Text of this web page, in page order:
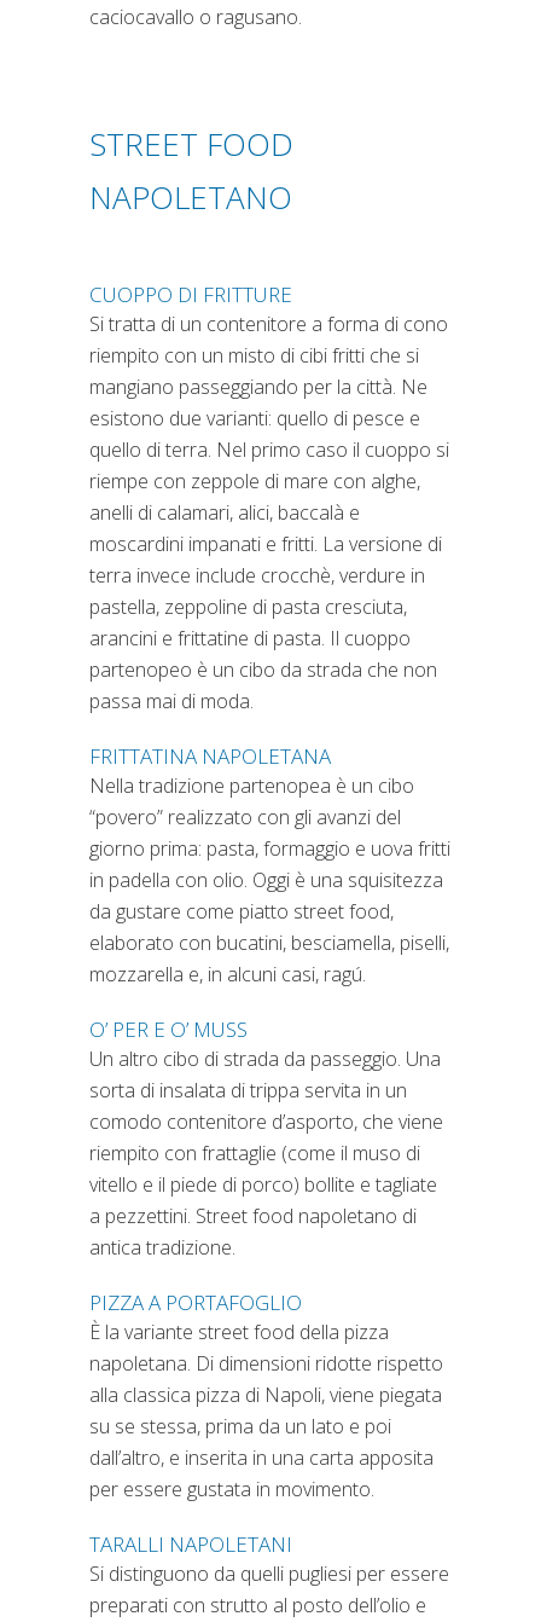
caciocavallo o ragusano.
STREET FOOD
NAPOLETANO
CUOPPO DI FRITTURE
Si tratta di un contenitore a forma di cono
riempito con un misto di cibi fritti che si
mangiano passeggiando per la città. Ne
esistono due varianti: quello di pesce e
quello di terra. Nel primo caso il cuoppo si
riempe con zeppole di mare con alghe,
anelli di calamari, alici, baccalà e
moscardini impanati e fritti. La versione di
terra invece include crocchè, verdure in
pastella, zeppoline di pasta cresciuta,
arancini e frittatine di pasta. Il cuoppo
partenopeo è un cibo da strada che non
passa mai di moda.
FRITTATINA NAPOLETANA
Nella tradizione partenopea è un cibo
“povero” realizzato con gli avanzi del
giorno prima: pasta, formaggio e uova fritti
in padella con olio. Oggi è una squisitezza
da gustare come piatto street food,
elaborato con bucatini, besciamella, piselli,
mozzarella e, in alcuni casi, ragú.
O’ PER E O’ MUSS
Un altro cibo di strada da passeggio. Una
sorta di insalata di trippa servita in un
comodo contenitore d’asporto, che viene
riempito con frattaglie (come il muso di
vitello e il piede di porco) bollite e tagliate
a pezzettini. Street food napoletano di
antica tradizione.
PIZZA A PORTAFOGLIO
È la variante street food della pizza
napoletana. Di dimensioni ridotte rispetto
alla classica pizza di Napoli, viene piegata
su se stessa, prima da un lato e poi
dall’altro, e inserita in una carta apposita
per essere gustata in movimento.
TARALLI NAPOLETANI
Si distinguono da quelli pugliesi per essere
preparati con strutto al posto dell’olio e